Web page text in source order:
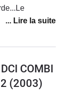
casse et oui
très
plastique
COMBI
(2003)